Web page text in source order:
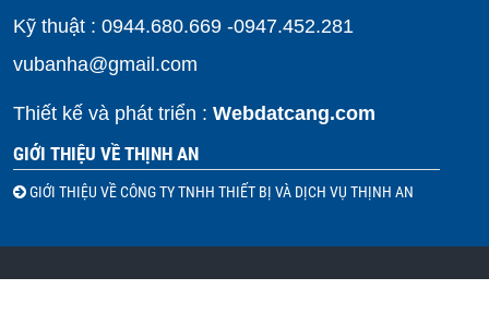
Kỹ thuật : 0944.680.669 -0947.452.281
vubanha@gmail.com
Thiết kế và phát triển : Webdatcang.com
GIỚI THIỆU VỀ THỊNH AN
GIỚI THIỆU VỀ CÔNG TY TNHH THIẾT BỊ VÀ DỊCH VỤ THỊNH AN